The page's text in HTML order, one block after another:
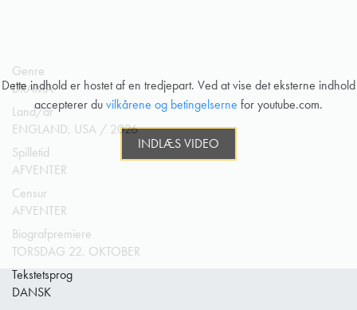
Dette indhold er hostet af en tredjepart. Ved at vise det eksterne indhold
accepterer duvilkårene og betingelserne for youtube.com.
INDLÆS VIDEO
Genre
DRAMA
Land/år
ENGLAND, USA / 2026
Spilletid
AFVENTER
Censur
AFVENTER
Biografpremiere
TORSDAG 22. OKTOBER
Tekstetsprog
DANSK